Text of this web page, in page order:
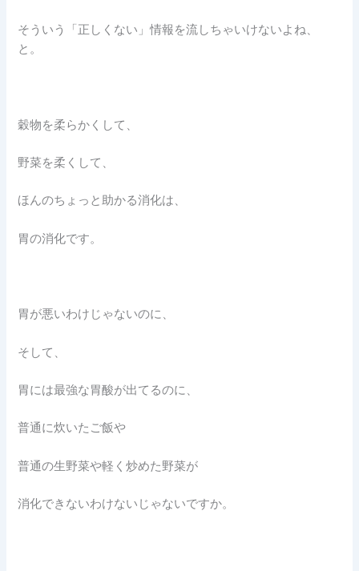
そういう「正しくない」情報を流しちゃいけないよね、
と。
穀物を柔らかくして、
野菜を柔くして、
ほんのちょっと助かる消化は、
胃の消化です。
胃が悪いわけじゃないのに、
そして、
胃には最強な胃酸が出てるのに、
普通に炊いたご飯や
普通の生野菜や軽く炒めた野菜が
消化できないわけないじゃないですか。